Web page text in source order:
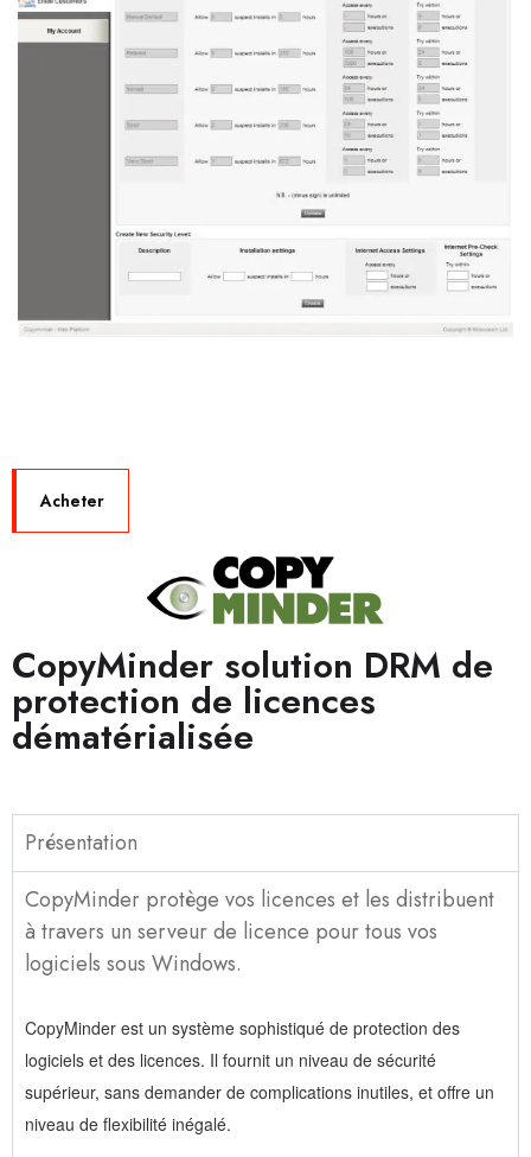
Acheter
CopyMinder solution DRM de
protection de licences
dématérialisée
Présentation
CopyMinder protège vos licences et les distribuent
à travers un serveur de licence pour tous vos
logiciels sous Windows.
CopyMinder est un système sophistiqué de protection des
logiciels et des licences. Il fournit un niveau de sécurité
supérieur, sans demander de complications inutiles, et offre un
niveau de flexibilité inégalé.